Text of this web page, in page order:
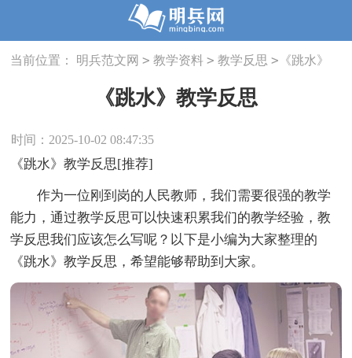
当前位置： 明兵范文网 > 教学资料 > 教学反思 > 《跳水》
《跳水》教学反思
时间：2025-10-02 08:47:35
《跳水》教学反思[推荐]
作为一位刚到岗的人民教师，我们需要很强的教学
能力，通过教学反思可以快速积累我们的教学经验，教
学反思我们应该怎么写呢？以下是小编为大家整理的
《跳水》教学反思，希望能够帮助到大家。